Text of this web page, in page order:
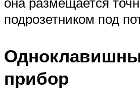
подрозетником под
прибор